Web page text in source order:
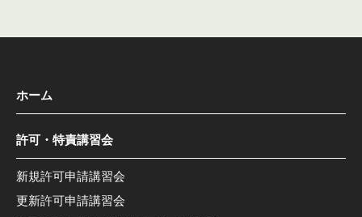
ホーム
許可・特責講習会
新規許可申請講習会
更新許可申請講習会